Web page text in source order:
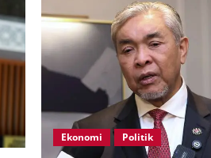
Ekonomi
Politik